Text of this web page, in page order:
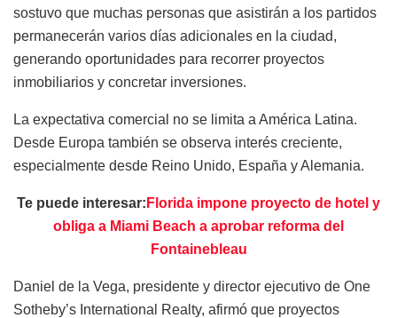
sostuvo que muchas personas que asistirán a los partidos
permanecerán varios días adicionales en la ciudad,
generando oportunidades para recorrer proyectos
inmobiliarios y concretar inversiones.
La expectativa comercial no se limita a América Latina.
Desde Europa también se observa interés creciente,
especialmente desde Reino Unido, España y Alemania.
Te puede interesar: Florida impone proyecto de hotel y
obliga a Miami Beach a aprobar reforma del
Fontainebleau
Daniel de la Vega, presidente y director ejecutivo de One
Sotheby’s International Realty, afirmó que proyectos